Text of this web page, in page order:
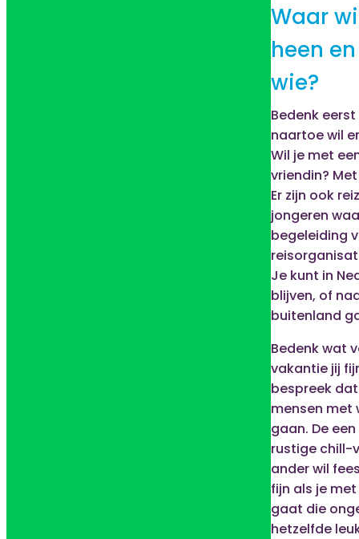
Waar
heen
wie?
Bedenk
naartoe wil
Wil je met
vriendin?
Er zijn ook
jongeren
begeleiding
Je kunt in
blijven, of
buitenland
Bedenk wat
vakantie jij
bespreek
mensen met
gaan. De
rustige chill-
ander wil
fijn als je
gaat die
hetzelfde